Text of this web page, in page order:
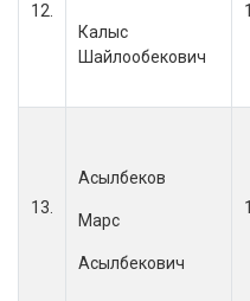
12.
Калыс
Шайлообекович
13.
Асылбеков
Марс
Асылбекович